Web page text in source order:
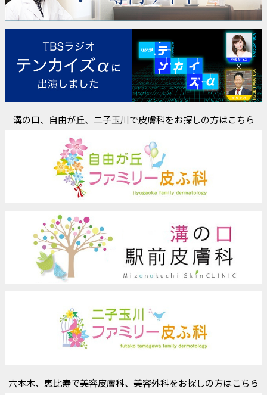
溝の口、自由が丘、二子玉川で皮膚科をお探しの方はこちら
六本木、恵比寿で美容皮膚科、美容外科をお探しの方はこちら